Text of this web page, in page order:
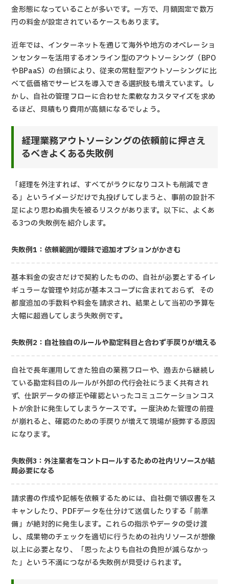
金形態になっていることが多いです。一方で、月額固定で数万
円の料金が設定されているケースもあります。
近年では、インターネットを通じて海外や地方のオペレーショ
ンセンターを活用するオンライン型のアウトソーシング（BPO
やBPaaS）の台頭により、従来の常駐型アウトソーシングに比
べて低価格でサービスを導入できる選択肢も増えています。し
かし、自社の管理フローに合わせた柔軟なカスタマイズを求め
るほど、見積もり費用が高額になるでしょう。
経理業務アウトソーシングの依頼前に押さえ
るべきよくある失敗例
「経理を外注すれば、すべてがラクになりコストも削減でき
る」というイメージだけで丸投げしてしまうと、事前の設計不
足により思わぬ損失を被るリスクがあります。以下に、よくあ
る3つの失敗例を紹介します。
失敗例1：依頼範囲が曖昧で追加オプションがかさむ
基本料金の安さだけで契約したものの、自社が必要とするイレ
ギュラーな管理や対応が基本スコープに含まれておらず、その
都度追加の手数料や料金を請求され、結果として当初の予算を
大幅に超過してしまう失敗例です。
失敗例2：自社独自のルールや勘定科目と合わず手戻りが増える
自社で長年運用してきた独自の業務フローや、過去から継続し
ている勘定科目のルールが外部の代行会社にうまく共有され
ず、仕訳データの修正や確認といったコミュニケーションコス
トが余計に発生してしまうケースです。一度決めた管理の前提
が崩れると、確認のための手戻りが増えて現場が疲弊する原因
になります。
失敗例3：外注業者をコントロールするための社内リソースが結
局必要になる
請求書の作成や記帳を依頼するためには、自社側で領収書をス
キャンしたり、PDFデータを仕分けて送信したりする「前準
備」が絶対的に発生します。これらの指示やデータの受け渡
し、成果物のチェックを適切に行うための社内リソースが想像
以上に必要となり、「思ったよりも自社の負担が減らなかっ
た」という不満につながる失敗例が見受けられます。